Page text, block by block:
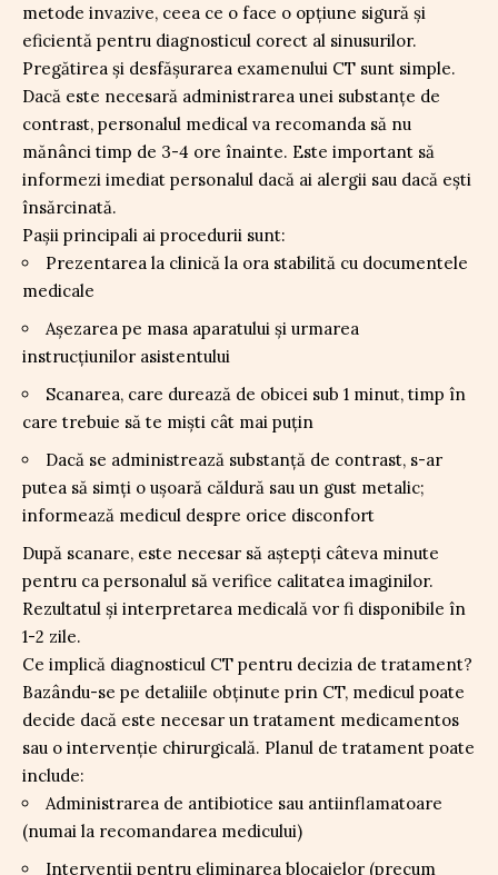
metode invazive, ceea ce o face o opțiune sigură și
eficientă pentru diagnosticul corect al sinusurilor.
Pregătirea și desfășurarea examenului CT sunt simple.
Dacă este necesară administrarea unei substanțe de
contrast, personalul medical va recomanda să nu
mănânci timp de 3-4 ore înainte. Este important să
informezi imediat personalul dacă ai alergii sau dacă ești
însărcinată.
Pașii principali ai procedurii sunt:
Prezentarea la clinică la ora stabilită cu documentele
medicale
Așezarea pe masa aparatului și urmarea
instrucțiunilor asistentului
Scanarea, care durează de obicei sub 1 minut, timp în
care trebuie să te miști cât mai puțin
Dacă se administrează substanță de contrast, s-ar
putea să simți o ușoară căldură sau un gust metalic;
informează medicul despre orice disconfort
După scanare, este necesar să aștepți câteva minute
pentru ca personalul să verifice calitatea imaginilor.
Rezultatul și interpretarea medicală vor fi disponibile în
1-2 zile.
Ce implică diagnosticul CT pentru decizia de tratament?
Bazându-se pe detaliile obținute prin CT, medicul poate
decide dacă este necesar un tratament medicamentos
sau o intervenție chirurgicală. Planul de tratament poate
include:
Administrarea de antibiotice sau antiinflamatoare
(numai la recomandarea medicului)
Intervenții pentru eliminarea blocajelor (precum